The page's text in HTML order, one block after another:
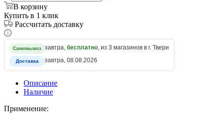
В корзину
Купить в 1 клик
Рассчитать доставку
Самовывоз завтра, бесплатно, из 3 магазинов в г. Твери
Доставка завтра, 08.08.2026
Описание
Наличие
Применение: